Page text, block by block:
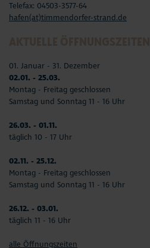
Telefax: 04503-3577-64
hafen(at)timmendorfer-strand.de
01. Januar - 31. Dezember
02.01. - 25.03.
Montag - Freitag geschlossen
Samstag und Sonntag 11 - 16 Uhr
26.03. - 01.11.
täglich 10 - 17 Uhr
02.11. - 25.12.
Montag - Freitag geschlossen
Samstag und Sonntag 11 - 16 Uhr
26.12. - 03.01.
täglich 11 - 16 Uhr
alle Öffnungszeiten